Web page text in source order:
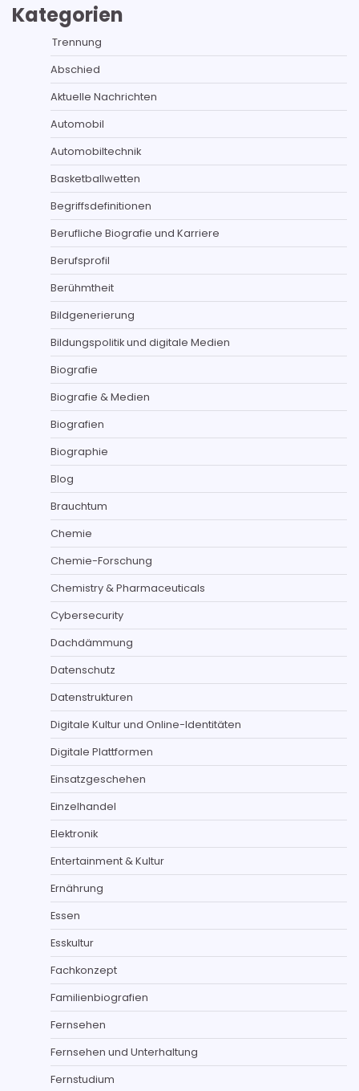
Kategorien
Trennung
Abschied
Aktuelle Nachrichten
Automobil
Automobiltechnik
Basketballwetten
Begriffsdefinitionen
Berufliche Biografie und Karriere
Berufsprofil
Berühmtheit
Bildgenerierung
Bildungspolitik und digitale Medien
Biografie
Biografie & Medien
Biografien
Biographie
Blog
Brauchtum
Chemie
Chemie-Forschung
Chemistry & Pharmaceuticals
Cybersecurity
Dachdämmung
Datenschutz
Datenstrukturen
Digitale Kultur und Online-Identitäten
Digitale Plattformen
Einsatzgeschehen
Einzelhandel
Elektronik
Entertainment & Kultur
Ernährung
Essen
Esskultur
Fachkonzept
Familienbiografien
Fernsehen
Fernsehen und Unterhaltung
Fernstudium